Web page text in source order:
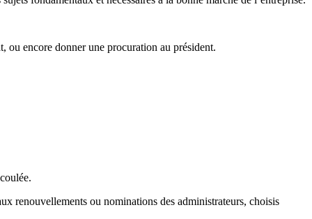
ou encore donner une procuration au président.
renouvellements ou nominations des administrateurs, choisis